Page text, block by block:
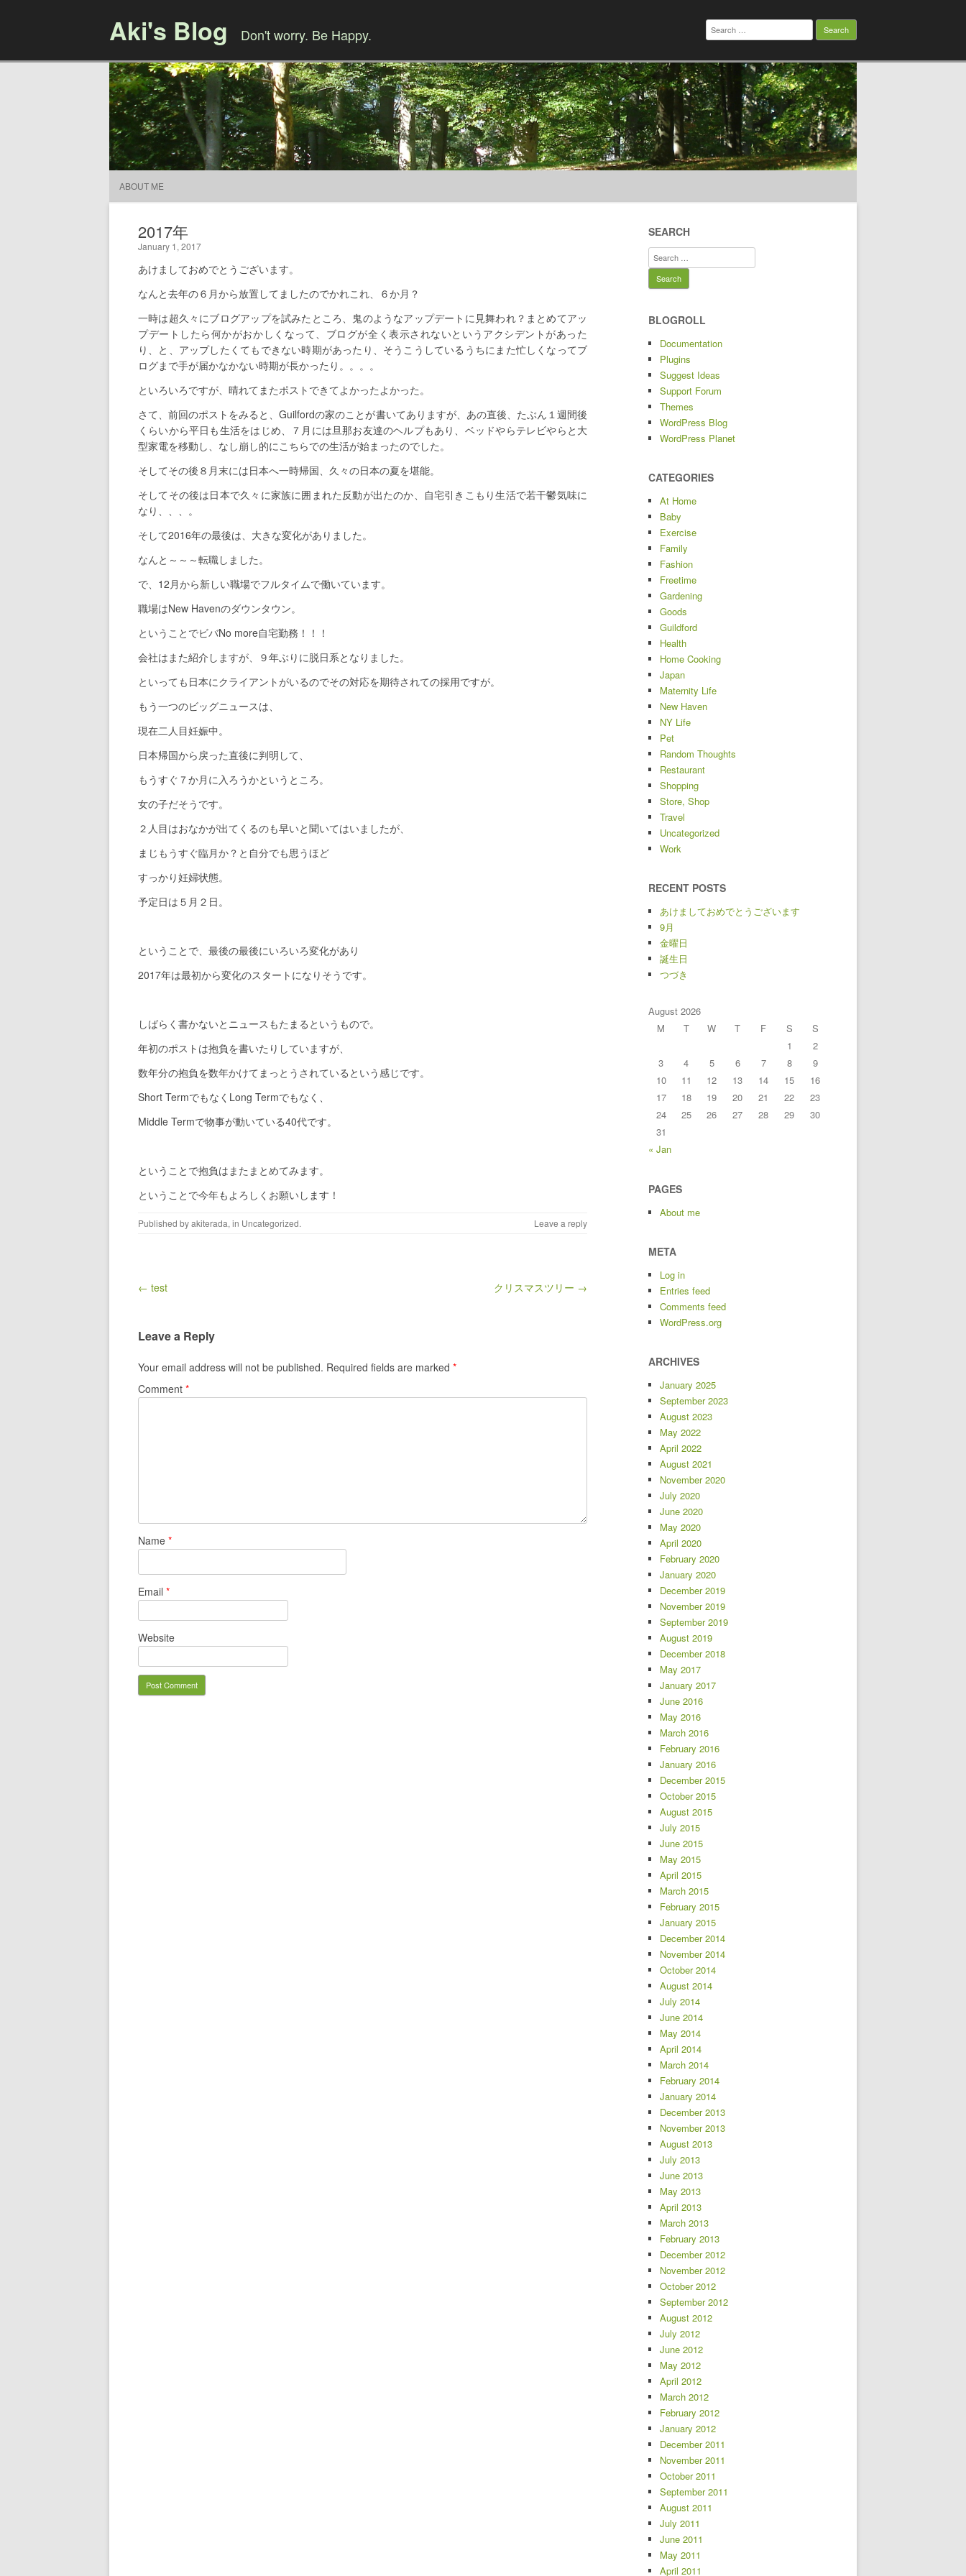
Aki's Blog Don't worry. Be Happy.
Search
for:
ABOUT ME
2017年
January 1, 2017
あけましておめでとうございます。
なんと去年の６月から放置してましたのでかれこれ、６か月？
一時は超久々にブログアップを試みたところ、鬼のようなアップデートに見舞われ？まとめてアッ
プデートしたら何かがおかしくなって、ブログが全く表示されないというアクシデントがあった
り、と、アップしたくてもできない時期があったり、そうこうしているうちにまた忙しくなってブ
ログまで手が届かなかない時期が長かったり。。。。
といろいろですが、晴れてまたポストできてよかったよかった。
さて、前回のポストをみると、Guilfordの家のことが書いてありますが、あの直後、たぶん１週間後
くらいから平日も生活をはじめ、７月には旦那お友達のヘルプもあり、ベッドやらテレビやらと大
型家電を移動し、なし崩し的にこちらでの生活が始まったのでした。
そしてその後８月末には日本へ一時帰国、久々の日本の夏を堪能。
そしてその後は日本で久々に家族に囲まれた反動が出たのか、自宅引きこもり生活で若干鬱気味に
なり、、、。
そして2016年の最後は、大きな変化がありました。
なんと～～～転職しました。
で、12月から新しい職場でフルタイムで働いています。
職場はNew Havenのダウンタウン。
ということでビバNo more自宅勤務！！！
会社はまた紹介しますが、９年ぶりに脱日系となりました。
といっても日本にクライアントがいるのでその対応を期待されての採用ですが。
もう一つのビッグニュースは、
現在二人目妊娠中。
日本帰国から戻った直後に判明して、
もうすぐ７か月に入ろうかというところ。
女の子だそうです。
２人目はおなかが出てくるのも早いと聞いてはいましたが、
まじもうすぐ臨月か？と自分でも思うほど
すっかり妊婦状態。
予定日は５月２日。
ということで、最後の最後にいろいろ変化があり
2017年は最初から変化のスタートになりそうです。
しばらく書かないとニュースもたまるというもので。
年初のポストは抱負を書いたりしていますが、
数年分の抱負を数年かけてまっとうされているという感じです。
Short TermでもなくLong Termでもなく、
Middle Termで物事が動いている40代です。
ということで抱負はまたまとめてみます。
ということで今年もよろしくお願いします！
Published byakiterada, in Uncategorized. Leave a reply
Post navigation
← test クリスマスツリー →
Leave a Reply
Your email address will not be published. Required fields are marked *
Comment *
Name *
Email *
Website
SEARCH
Search
for:
BLOGROLL
Documentation
Plugins
Suggest Ideas
Support Forum
Themes
WordPress Blog
WordPress Planet
CATEGORIES
At Home
Baby
Exercise
Family
Fashion
Freetime
Gardening
Goods
Guildford
Health
Home Cooking
Japan
Maternity Life
New Haven
NY Life
Pet
Random Thoughts
Restaurant
Shopping
Store, Shop
Travel
Uncategorized
Work
RECENT POSTS
あけましておめでとうございます
9月
金曜日
誕生日
つづき
August 2026
M
T W T F S
S
1
2
3
4 5 6 7 8
9
10
11 12 13 14 15
16
17
18 19 20 21 22
23
24
25 26 27 28 29
30
31
« Jan
PAGES
About me
META
Log in
Entries feed
Comments feed
WordPress.org
ARCHIVES
January 2025
September 2023
August 2023
May 2022
April 2022
August 2021
November 2020
July 2020
June 2020
May 2020
April 2020
February 2020
January 2020
December 2019
November 2019
September 2019
August 2019
December 2018
May 2017
January 2017
June 2016
May 2016
March 2016
February 2016
January 2016
December 2015
October 2015
August 2015
July 2015
June 2015
May 2015
April 2015
March 2015
February 2015
January 2015
December 2014
November 2014
October 2014
August 2014
July 2014
June 2014
May 2014
April 2014
March 2014
February 2014
January 2014
December 2013
November 2013
August 2013
July 2013
June 2013
May 2013
April 2013
March 2013
February 2013
December 2012
November 2012
October 2012
September 2012
August 2012
July 2012
June 2012
May 2012
April 2012
March 2012
February 2012
January 2012
December 2011
November 2011
October 2011
September 2011
August 2011
July 2011
June 2011
May 2011
April 2011